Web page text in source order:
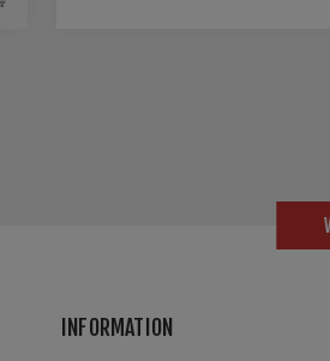
INFORMATION